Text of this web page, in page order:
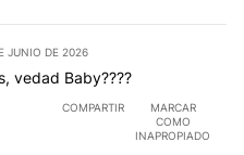
JUNIO DE 2026
vedad Baby????
COMPARTIR
MARCAR
COMO
INAPROPIADO